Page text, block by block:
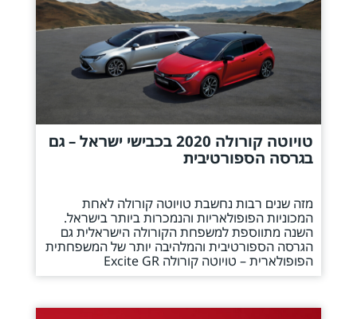
טויוטה קורולה 2020 בכבישי ישראל – גם
בגרסה הספורטיבית
מזה שנים רבות נחשבת טויוטה קורולה לאחת
המכוניות הפופולאריות והנמכרות ביותר בישראל.
השנה מתווספת למשפחת הקורולה הישראלית גם
הגרסה הספורטיבית והמלהיבה יותר של המשפחתית
הפופולארית – טויוטה קורולה Excite GR